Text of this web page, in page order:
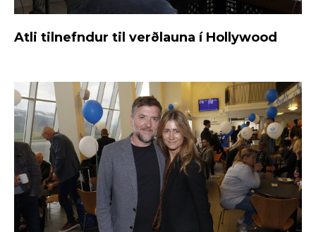
Atli tilnefndur til verðlauna í Hollywood